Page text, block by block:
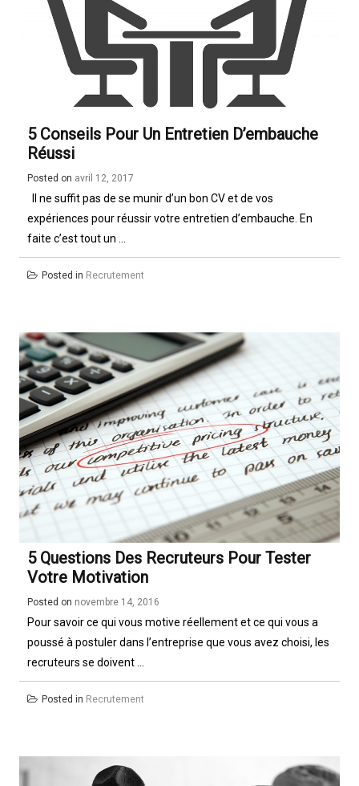
5 Conseils Pour Un Entretien D’embauche
Réussi
Posted on avril 12, 2017
Il ne suffit pas de se munir d’un bon CV et de vos
expériences pour réussir votre entretien d’embauche. En
faite c’est tout un ...
Posted in Recrutement
5 Questions Des Recruteurs Pour Tester
Votre Motivation
Posted on novembre 14, 2016
Pour savoir ce qui vous motive réellement et ce qui vous a
poussé à postuler dans l’entreprise que vous avez choisi, les
recruteurs se doivent ...
Posted in Recrutement